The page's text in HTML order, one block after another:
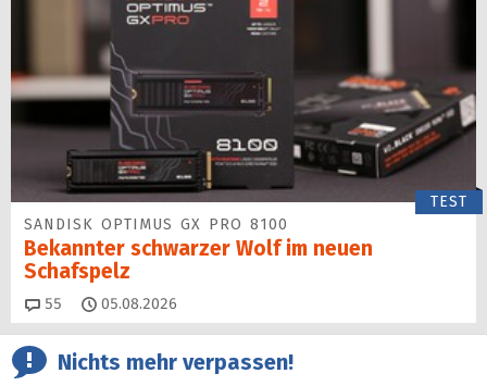
TEST
SANDISK OPTIMUS GX PRO 8100
Bekannter schwarzer Wolf im neuen
Schafspelz
55 Kommentare
05.08.2026
Nichts mehr verpassen!